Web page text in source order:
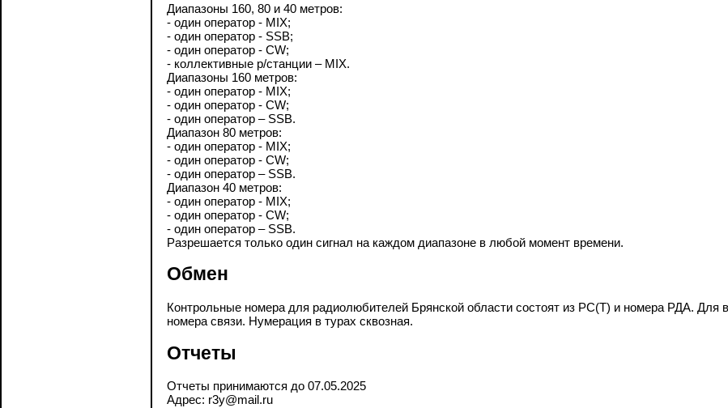
Диапазоны 160, 80 и 40 метров:
- один оператор - MIX;
- один оператор - SSB;
- один оператор - CW;
- коллективные р/станции – MIX.
Диапазоны 160 метров:
- один оператор - MIX;
- один оператор - CW;
- один оператор – SSB.
Диапазон 80 метров:
- один оператор - MIX;
- один оператор - CW;
- один оператор – SSB.
Диапазон 40 метров:
- один оператор - MIX;
- один оператор - CW;
- один оператор – SSB.
Разрешается только один сигнал на каждом диапазоне в любой момент времени.
Обмен
Контрольные номера для радиолюбителей Брянской области состоят из РС(Т) и номера РДА. Для
номера связи. Нумерация в турах сквозная.
Отчеты
Отчеты принимаются до 07.05.2025
Адрес: r3y@mail.ru